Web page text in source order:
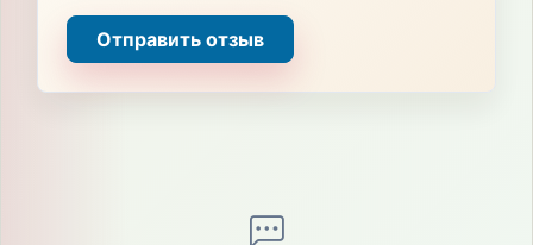
Отправить отзыв